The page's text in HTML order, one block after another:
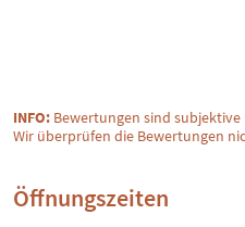
INFO: Bewertungen sind
Wir überprüfen die Bewertungen
Öffnungszeiten